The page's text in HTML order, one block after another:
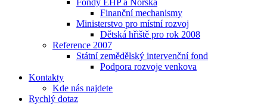
Fondy EHP a Norska
Finanční mechanismy
Ministerstvo pro místní rozvoj
Dětská hřiště pro rok 2008
Reference 2007
Státní zemědělský intervenční fond
Podpora rozvoje venkova
Kontakty
Kde nás najdete
Rychlý dotaz